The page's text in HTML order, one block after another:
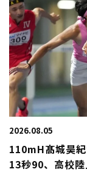
2026.08.05
110mH髙城昊
13秒90、高校